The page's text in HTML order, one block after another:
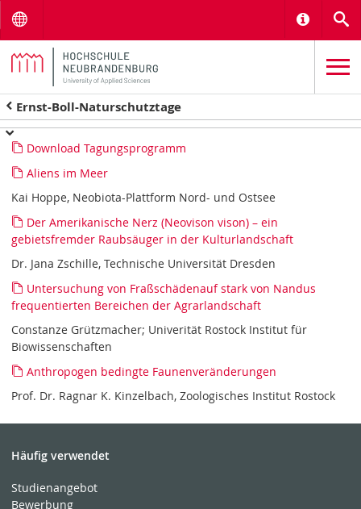
Ernst-Boll-Naturschutztage
Download Tagungsprogramm
Aliens im Meer
Kai Hoppe, Neobiota-Plattform Nord- und Ostsee
Der Amerikanische Nerz (Neovison vison) – ein
gebietsfremder Raubsäuger in der Kulturlandschaft
Dr. Jana Zschille, Technische Universität Dresden
Untersuchung von Fraßschädenauf stark von Nandus
frequentierten Bereichen der Agrarlandschaft
Constanze Grützmacher; Univerität Rostock Institut für
Biowissenschaften
Anthropogen bedingte Faunenveränderungen
Prof. Dr. Ragnar K. Kinzelbach, Zoologisches Institut Rostock
Häufig verwendet
Studienangebot
Bewerbung